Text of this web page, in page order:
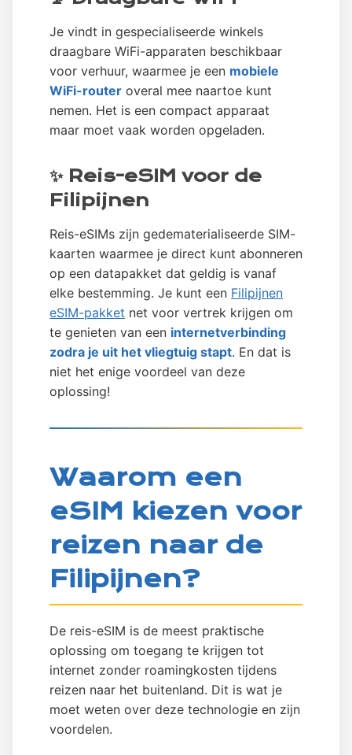
Je vindt in gespecialiseerde winkels
draagbare WiFi-apparaten beschikbaar
voor verhuur, waarmee je een mobiele
WiFi-router overal mee naartoe kunt
nemen. Het is een compact apparaat
maar moet vaak worden opgeladen.
✨ Reis-eSIM voor de
Filipijnen
Reis-eSIMs zijn gedematerialiseerde SIM-
kaarten waarmee je direct kunt abonneren
op een datapakket dat geldig is vanaf
elke bestemming. Je kunt een Filipijnen
eSIM-pakket net voor vertrek krijgen om
te genieten van een internetverbinding
zodra je uit het vliegtuig stapt. En dat is
niet het enige voordeel van deze
oplossing!
Waarom een
eSIM kiezen voor
reizen naar de
Filipijnen?
De reis-eSIM is de meest praktische
oplossing om toegang te krijgen tot
internet zonder roamingkosten tijdens
reizen naar het buitenland. Dit is wat je
moet weten over deze technologie en zijn
voordelen.